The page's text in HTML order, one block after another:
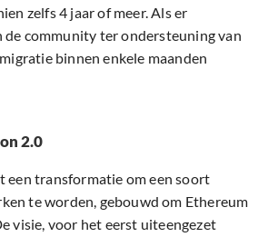
zelfs 4 jaar of meer. Als er
de community ter ondersteuning van
binnen enkele maanden
2.0
een transformatie om een soort
te worden, gebouwd om Ethereum
visie, voor het eerst uiteengezet